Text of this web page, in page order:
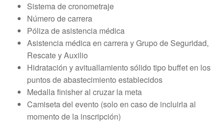
Sistema de cronometraje
Número de carrera
Póliza de asistencia médica
Asistencia médica en carrera y Grupo de Seguridad,
Rescate y Auxilio
Hidratación y avituallamiento sólido tipo buffet en los
puntos de abastecimiento establecidos
Medalla finisher al cruzar la meta
Camiseta del evento (solo en caso de incluirla al
momento de la inscripción)